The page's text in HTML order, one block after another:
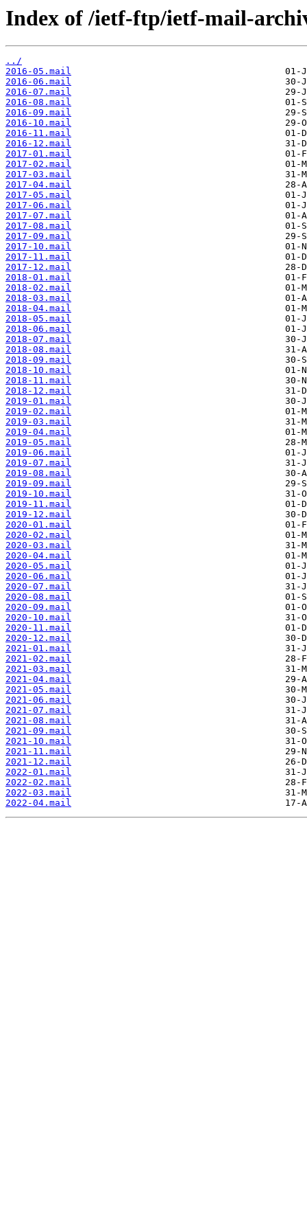
Index of /ietf-ftp/ietf-mail-
../
2016-05.mail
2016-06.mail
2016-07.mail
2016-08.mail
2016-09.mail
2016-10.mail
2016-11.mail
2016-12.mail
2017-01.mail
2017-02.mail
2017-03.mail
2017-04.mail
2017-05.mail
2017-06.mail
2017-07.mail
2017-08.mail
2017-09.mail
2017-10.mail
2017-11.mail
2017-12.mail
2018-01.mail
2018-02.mail
2018-03.mail
2018-04.mail
2018-05.mail
2018-06.mail
2018-07.mail
2018-08.mail
2018-09.mail
2018-10.mail
2018-11.mail
2018-12.mail
2019-01.mail
2019-02.mail
2019-03.mail
2019-04.mail
2019-05.mail
2019-06.mail
2019-07.mail
2019-08.mail
2019-09.mail
2019-10.mail
2019-11.mail
2019-12.mail
2020-01.mail
2020-02.mail
2020-03.mail
2020-04.mail
2020-05.mail
2020-06.mail
2020-07.mail
2020-08.mail
2020-09.mail
2020-10.mail
2020-11.mail
2020-12.mail
2021-01.mail
2021-02.mail
2021-03.mail
2021-04.mail
2021-05.mail
2021-06.mail
2021-07.mail
2021-08.mail
2021-09.mail
2021-10.mail
2021-11.mail
2021-12.mail
2022-01.mail
2022-02.mail
2022-03.mail
2022-04.mail